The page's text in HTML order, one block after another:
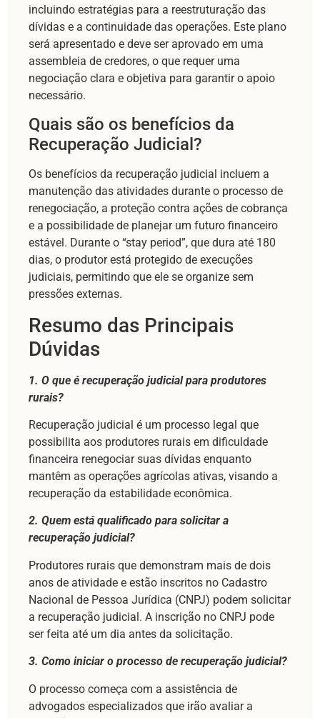
incluindo estratégias para a reestruturação das
dívidas e a continuidade das operações. Este plano
será apresentado e deve ser aprovado em uma
assembleia de credores, o que requer uma
negociação clara e objetiva para garantir o apoio
necessário.
Quais são os benefícios da
Recuperação Judicial?
Os benefícios da recuperação judicial incluem a
manutenção das atividades durante o processo de
renegociação, a proteção contra ações de cobrança
e a possibilidade de planejar um futuro financeiro
estável. Durante o “stay period”, que dura até 180
dias, o produtor está protegido de execuções
judiciais, permitindo que ele se organize sem
pressões externas.
Resumo das Principais
Dúvidas
1. O que é recuperação judicial para produtores
rurais?
Recuperação judicial é um processo legal que
possibilita aos produtores rurais em dificuldade
financeira renegociar suas dívidas enquanto
mantêm as operações agrícolas ativas, visando a
recuperação da estabilidade econômica.
2. Quem está qualificado para solicitar a
recuperação judicial?
Produtores rurais que demonstram mais de dois
anos de atividade e estão inscritos no Cadastro
Nacional de Pessoa Jurídica (CNPJ) podem solicitar
a recuperação judicial. A inscrição no CNPJ pode
ser feita até um dia antes da solicitação.
3. Como iniciar o processo de recuperação judicial?
O processo começa com a assistência de
advogados especializados que irão avaliar a